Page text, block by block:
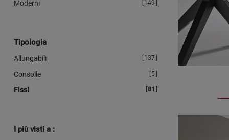
Moderni 149
Tipologia
Allungabili 137
Consolle 5
Fissi 81
I più visti a :